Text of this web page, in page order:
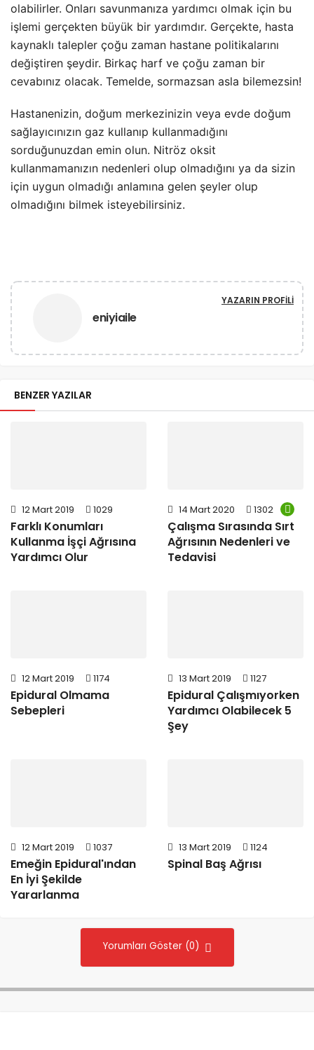
olabilirler. Onları savunmanıza yardımcı olmak için bu
işlemi gerçekten büyük bir yardımdır. Gerçekte, hasta
kaynaklı talepler çoğu zaman hastane politikalarını
değiştiren şeydir. Birkaç harf ve çoğu zaman bir
cevabınız olacak. Temelde, sormazsan asla bilemezsin!
Hastanenizin, doğum merkezinizin veya evde doğum
sağlayıcınızın gaz kullanıp kullanmadığını
sorduğunuzdan emin olun. Nitröz oksit
kullanmamanızın nedenleri olup olmadığını ya da sizin
için uygun olmadığı anlamına gelen şeyler olup
olmadığını bilmek isteyebilirsiniz.
eniyiaile
YAZARIN PROFILI
BENZER YAZILAR
12 Mart 2019 1029
Farklı Konumları
Kullanma İşçi Ağrısına
Yardımcı Olur
14 Mart 2020 1302
Çalışma Sırasında Sırt
Ağrısının Nedenleri ve
Tedavisi
12 Mart 2019 1174
Epidural Olmama
Sebepleri
13 Mart 2019 1127
Epidural Çalışmıyorken
Yardımcı Olabilecek 5
Şey
12 Mart 2019 1037
Emeğin Epidural'ından
En İyi Şekilde
Yararlanma
13 Mart 2019 1124
Spinal Baş Ağrısı
Yorumları Göster (0)